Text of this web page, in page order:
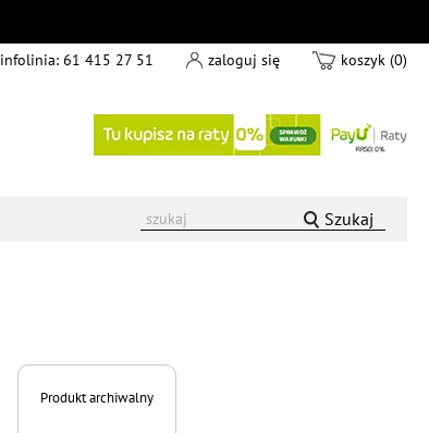
infolinia: 61 415 27 51 zaloguj się koszyk (0)
Szukaj
Produkt archiwalny